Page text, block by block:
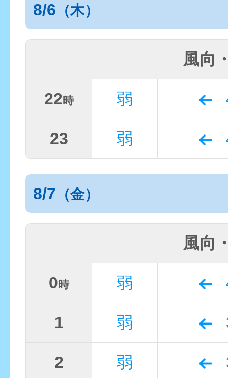
8/6 （木）
風向
22時 弱
23 弱
8/7 （金）
風向
0時 弱
1 弱
2 弱